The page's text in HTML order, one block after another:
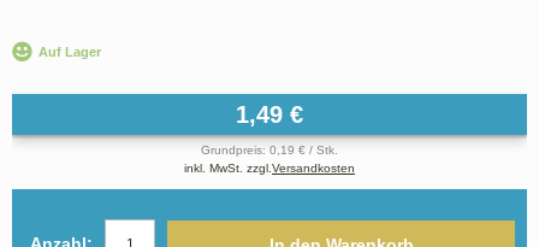
Auf Lager
1,49 €
Grundpreis: 0,19 € / Stk.
inkl. MwSt. zzgl. Versandkosten